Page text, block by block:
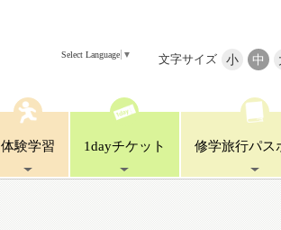
文字サイズ 小 中
Select Language ▼
体験学習 1dayチケット 修学旅行パス